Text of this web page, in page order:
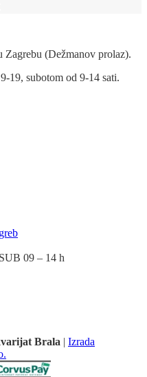
(Dežmanov prolaz).
19, subotom od 9-14 sati.
09 – 14 h
Brala | Izrada